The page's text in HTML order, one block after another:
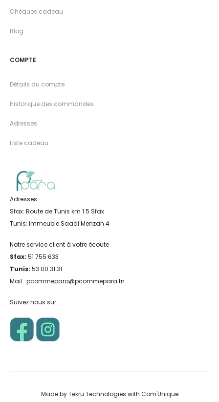
Chèques cadeau
Blog
COMPTE
Détails du compte
Historique des commandes
Adresses
Liste cadeau
Adresses:
Sfax: Route de Tunis km 1.5 Sfax
Tunis: Immeuble Saadi Menzah 4
Notre service client à votre écoute
Sfax: 51 755 633
Tunis: 53 00 31 31
Mail : pcommepara@pcommepara.tn
Suivez nous sur
Made byTekru Technologies with Com'Unique